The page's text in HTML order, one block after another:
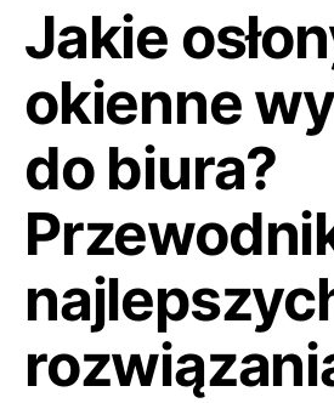
Jakie
okienne
do biura?